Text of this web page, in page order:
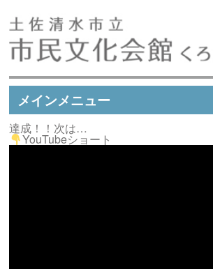
メインメニュー
イベントスケジュール
達成！！次は…
YouTubeショート